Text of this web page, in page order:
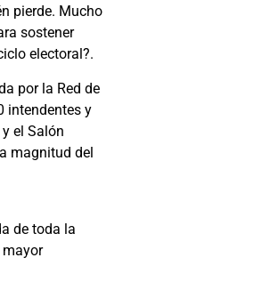
pierde. Mucho
sostener
electoral?.
por la Red de
intendentes y
el Salón
magnitud del
de toda la